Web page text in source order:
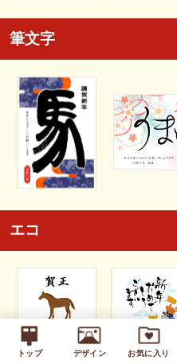
トップ デザイン お気に入り
筆文字
エコ